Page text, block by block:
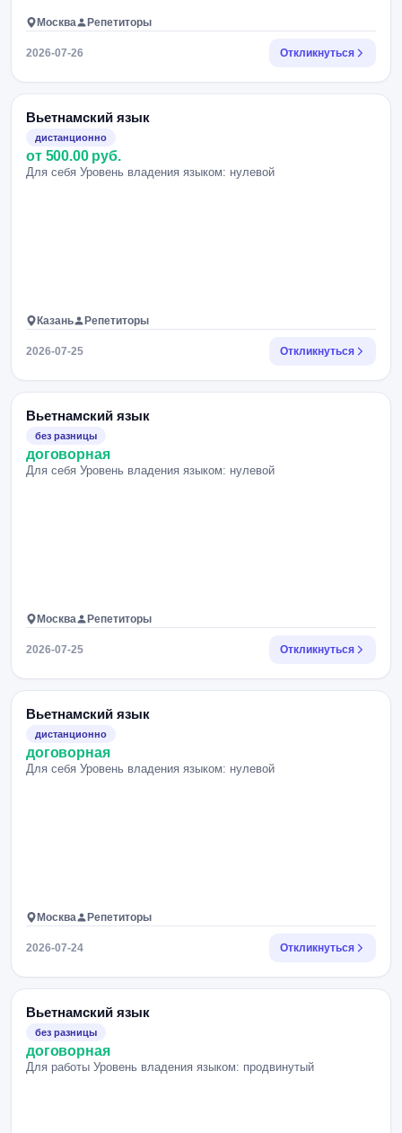
Москва Репетиторы
2026-07-26 Откликнуться
Вьетнамский язык
дистанционно
от 500.00 руб.
Для себя Уровень владения языком: нулевой
Казань Репетиторы
2026-07-25 Откликнуться
Вьетнамский язык
без разницы
договорная
Для себя Уровень владения языком: нулевой
Москва Репетиторы
2026-07-25 Откликнуться
Вьетнамский язык
дистанционно
договорная
Для себя Уровень владения языком: нулевой
Москва Репетиторы
2026-07-24 Откликнуться
Вьетнамский язык
без разницы
договорная
Для работы Уровень владения языком: продвинутый